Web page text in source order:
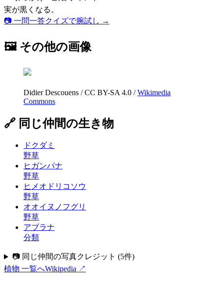
実が黒くなる。
📷 一問一答クイズで腕試し →
🖼 その他の画像
Didier Descouens /CC BY-SA 4.0 / Wikimedia
Commons
🔗 同じ仲間の生き物
ドクダミ
野草
ヒガンバナ
野草
ヒメオドリコソウ
野草
オオイヌノフグリ
野草
アブラナ
分類
📷 同じ仲間の写真クレジット (5件)
植物 一覧へWikipedia ↗